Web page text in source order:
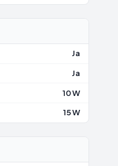
Ja
Ja
10 W
15 W